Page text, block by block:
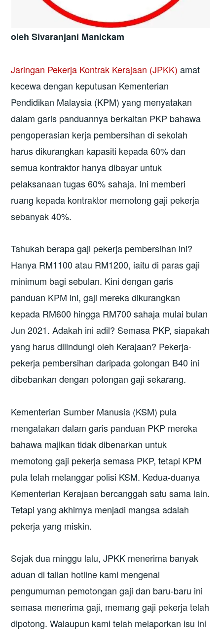
oleh Sivaranjani Manickam
Jaringan Pekerja Kontrak Kerajaan (JPKK) amat
kecewa dengan keputusan Kementerian
Pendidikan Malaysia (KPM) yang menyatakan
dalam garis panduannya berkaitan PKP bahawa
pengoperasian kerja pembersihan di sekolah
harus dikurangkan kapasiti kepada 60% dan
semua kontraktor hanya dibayar untuk
pelaksanaan tugas 60% sahaja. Ini memberi
ruang kepada kontraktor memotong gaji pekerja
sebanyak 40%.
Tahukah berapa gaji pekerja pembersihan ini?
Hanya RM1100 atau RM1200, iaitu di paras gaji
minimum bagi sebulan. Kini dengan garis
panduan KPM ini, gaji mereka dikurangkan
kepada RM600 hingga RM700 sahaja mulai bulan
Jun 2021. Adakah ini adil? Semasa PKP, siapakah
yang harus dilindungi oleh Kerajaan? Pekerja-
pekerja pembersihan daripada golongan B40 ini
dibebankan dengan potongan gaji sekarang.
Kementerian Sumber Manusia (KSM) pula
mengatakan dalam garis panduan PKP mereka
bahawa majikan tidak dibenarkan untuk
memotong gaji pekerja semasa PKP, tetapi KPM
pula telah melanggar polisi KSM. Kedua-duanya
Kementerian Kerajaan bercanggah satu sama lain.
Tetapi yang akhirnya menjadi mangsa adalah
pekerja yang miskin.
Sejak dua minggu lalu, JPKK menerima banyak
aduan di talian hotline kami mengenai
pengumuman pemotongan gaji dan baru-baru ini
semasa menerima gaji, memang gaji pekerja telah
dipotong. Walaupun kami telah melaporkan isu ini